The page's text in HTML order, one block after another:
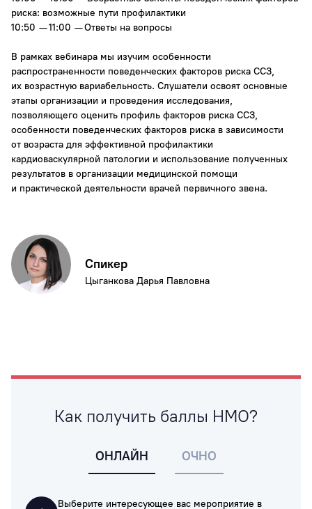
риска: возможные пути профилактики
10:50 — 11:00 — Ответы на вопросы
В рамках вебинара мы изучим особенности
распространенности поведенческих факторов риска ССЗ,
их возрастную вариабельность. Слушатели освоят основные
этапы организации и проведения исследования,
позволяющего оценить профиль факторов риска ССЗ,
особенности поведенческих факторов риска в зависимости
от возраста для эффективной профилактики
кардиоваскулярной патологии и использование полученных
результатов в организации медицинской помощи
и практической деятельности врачей первичного звена.
Спикер
Цыганкова Дарья Павловна
Как получить баллы НМО?
ОНЛАЙН ОЧНО
Выберите интересующее вас мероприятие в